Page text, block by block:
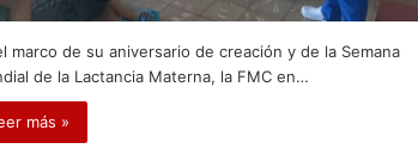
marco de su aniversario de creación y de la Semana
de la Lactancia Materna, la FMC en…
más »